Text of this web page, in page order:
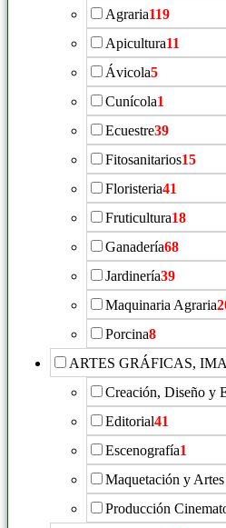
Agraria119
Apicultura11
Ávicola5
Cunícola1
Ecuestre39
Fitosanitarios15
Floristeria41
Fruticultura18
Ganadería68
Jardinería39
Maquinaria Agraria
Porcina8
ARTES GRÁFICAS,
Creación, Diseño y
Editorial41
Escenografía1
Maquetación y
Producción